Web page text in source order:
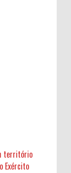
território
Exército